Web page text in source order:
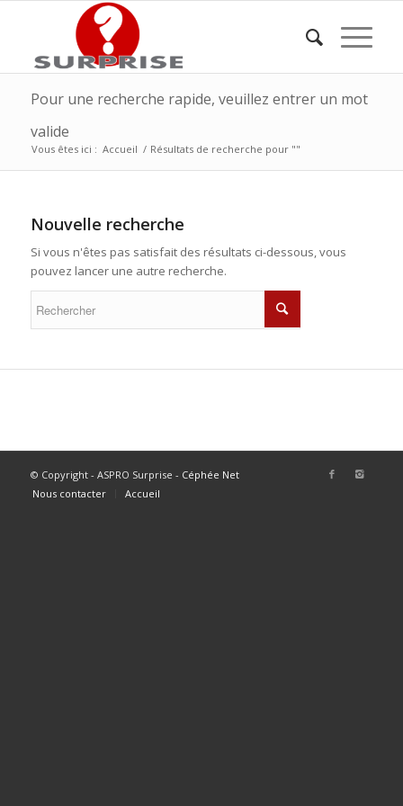
Pour une recherche rapide, veuillez entrer un mot
valide
Vous êtes ici : Accueil / Résultats de recherche pour ""
Nouvelle recherche
Si vous n'êtes pas satisfait des résultats ci-dessous, vous
pouvez lancer une autre recherche.
© Copyright - ASPRO Surprise - Céphée Net
Nous contacter
Accueil